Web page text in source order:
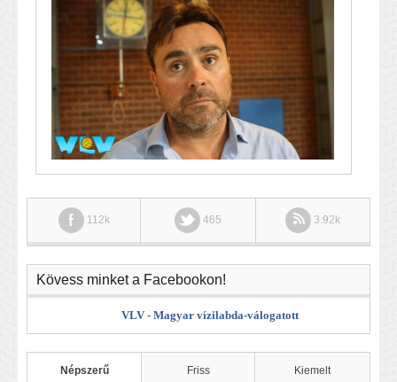
112k 465 3.92k
Kövess minket a Facebookon!
VLV - Magyar vízilabda-válogatott
Népszerű Friss Kiemelt